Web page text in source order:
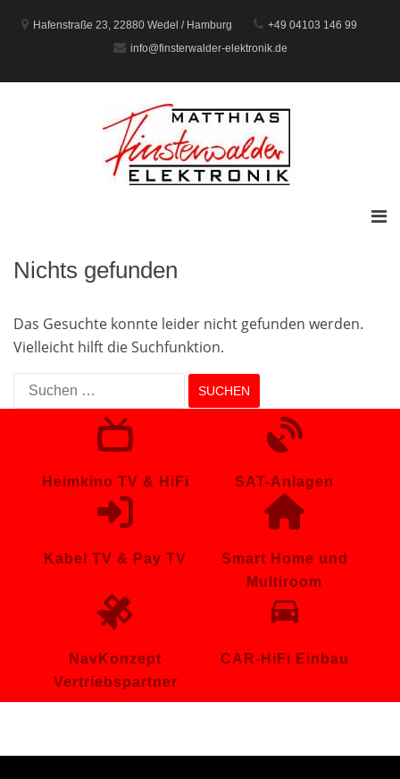
Inhalt Hafenstraße 23, 22880 Wedel / Hamburg
+49 04103 146 99
info@finsterwalder-elektronik.de
Nichts gefunden
Das Gesuchte konnte leider nicht gefunden werden.
Vielleicht hilft die Suchfunktion.
Suchen
nach:
Heimkino TV & HiFi SAT-Anlagen
Kabel TV & Pay TV
Smart Home und
Multiroom
NavKonzept
Vertriebspartner
CAR-HiFi Einbau